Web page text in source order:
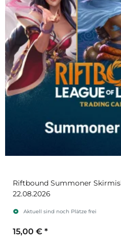
Riftbound Summoner
22.08.2026
Aktuell sind noch Plätze frei
15,00 € *